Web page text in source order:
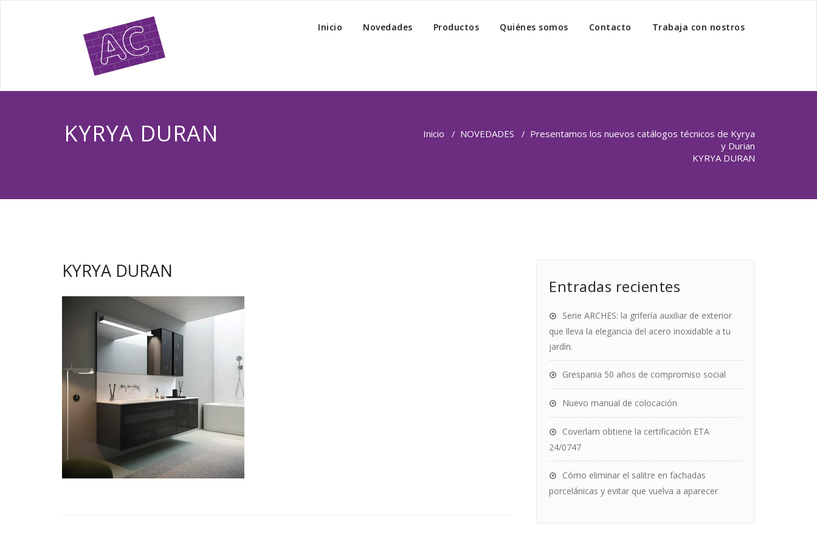
Inicio Novedades Productos Quiénes somos Contacto Trabaja con nostros
KYRYA DURAN Inicio / NOVEDADES / Presentamos los nuevos catálogos técnicos de Kyrya
y Durian
KYRYA DURAN
KYRYA DURAN
Entradas recientes
Serie ARCHES: la grifería auxiliar de exterior
que lleva la elegancia del acero inoxidable a tu
jardín.
Grespania 50 años de compromiso social
Nuevo manual de colocación
Coverlam obtiene la certificación ETA
24/0747
Cómo eliminar el salitre en fachadas
porcelánicas y evitar que vuelva a aparecer